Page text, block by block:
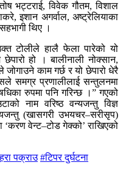
भट्टराई, विवेक गौतम, विशाल
इशान अगर्वाल, अष्ट्रेलियाका
थिए ।
टोलीले हालै फेला पारेको यो
हो । बालीनाली नोक्सान,
काम गर्छ र यो छेपारो धेरै
समग्र प्रणालीलाई सन्तुलनमा
रुपमा पनि गरिन्छ ।” गएको
नाम वरिष्ठ वन्यजन्तु विज्ञ
(खासगरी उभयचर–सरीसृप)
‘करण वेन्ट–टोड गेक्को’ राखिएको
पक्राउ #टिपर दुर्घटना